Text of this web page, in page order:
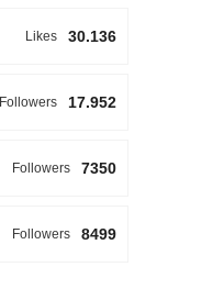
30.136
Likes
17.952
Followers
7350
Followers
8499
Followers